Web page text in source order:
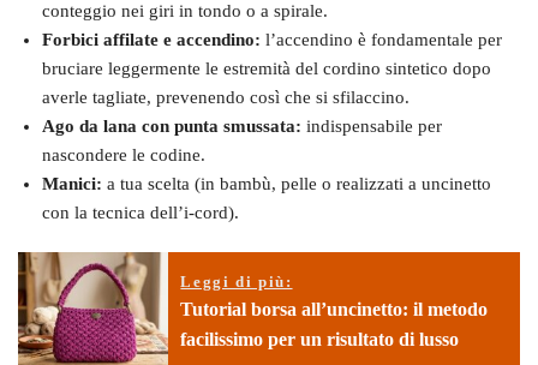
conteggio nei giri in tondo o a spirale.
Forbici affilate e accendino: l’accendino è fondamentale per
bruciare leggermente le estremità del cordino sintetico dopo
averle tagliate, prevenendo così che si sfilaccino.
Ago da lana con punta smussata: indispensabile per
nascondere le codine.
Manici: a tua scelta (in bambù, pelle o realizzati a uncinetto
con la tecnica dell’i-cord).
Leggi di più:
Tutorial borsa all’uncinetto: il metodo
facilissimo per un risultato di lusso